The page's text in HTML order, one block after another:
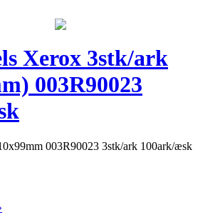
Xerox 3stk/ark
003R90023
003R90023 3stk/ark 100ark/æsk